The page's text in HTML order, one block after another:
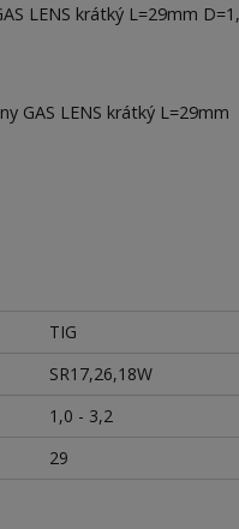
LENS krátký L=29mm
GAS LENS krátký L=29mm
TIG
SR17,26,18W
1,0 - 3,2
29